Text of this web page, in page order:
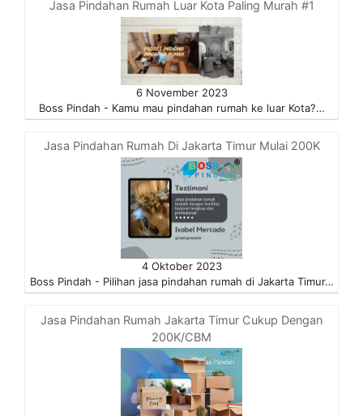
Jasa Pindahan Rumah Luar Kota Paling Murah #1
6 November 2023
Boss Pindah - Kamu mau pindahan rumah ke luar Kota?…
Jasa Pindahan Rumah Di Jakarta Timur Mulai 200K
4 Oktober 2023
Boss Pindah - Pilihan jasa pindahan rumah di Jakarta Timur…
Jasa Pindahan Rumah Jakarta Timur Cukup Dengan
200K/CBM